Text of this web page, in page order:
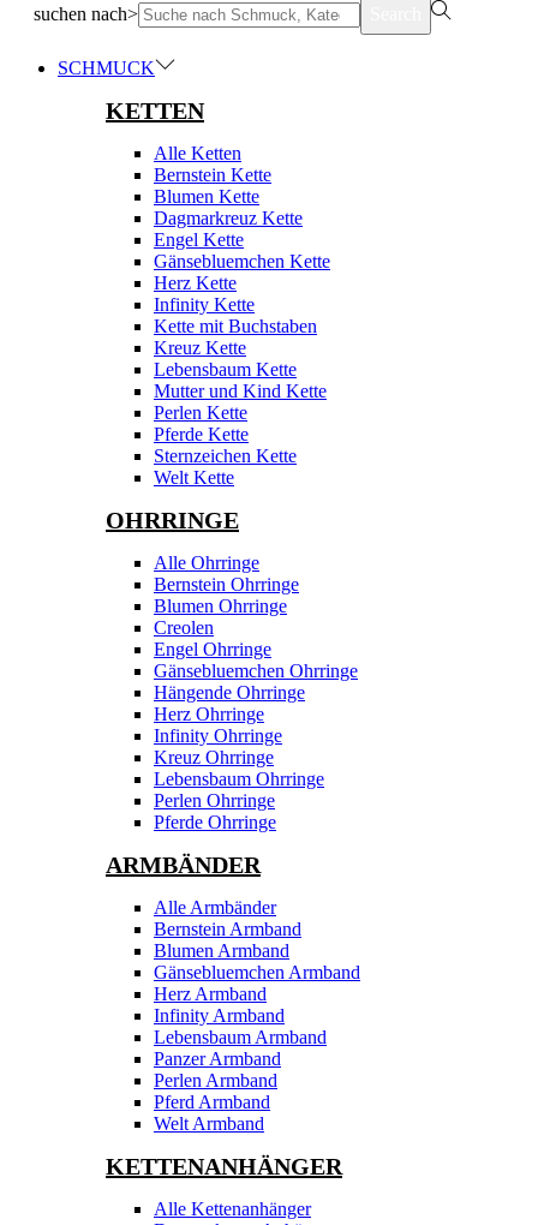
suchen nach>
SCHMUCK
KETTEN
Alle Ketten
Bernstein Kette
Blumen Kette
Dagmarkreuz Kette
Engel Kette
Gänsebluemchen Kette
Herz Kette
Infinity Kette
Kette mit Buchstaben
Kreuz Kette
Lebensbaum Kette
Mutter und Kind Kette
Perlen Kette
Pferde Kette
Sternzeichen Kette
Welt Kette
OHRRINGE
Alle Ohrringe
Bernstein Ohrringe
Blumen Ohrringe
Creolen
Engel Ohrringe
Gänsebluemchen Ohrringe
Hängende Ohrringe
Herz Ohrringe
Infinity Ohrringe
Kreuz Ohrringe
Lebensbaum Ohrringe
Perlen Ohrringe
Pferde Ohrringe
ARMBÄNDER
Alle Armbänder
Bernstein Armband
Blumen Armband
Gänsebluemchen Armband
Herz Armband
Infinity Armband
Lebensbaum Armband
Panzer Armband
Perlen Armband
Pferd Armband
Welt Armband
KETTENANHÄNGER
Alle Kettenanhänger